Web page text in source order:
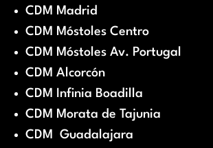
CDM Madrid
CDM Móstoles Centro
CDM Móstoles Av. Portugal
CDM Alcorcón
CDM Infinia Boadilla
CDM Morata de Tajunia
CDM Guadalajara